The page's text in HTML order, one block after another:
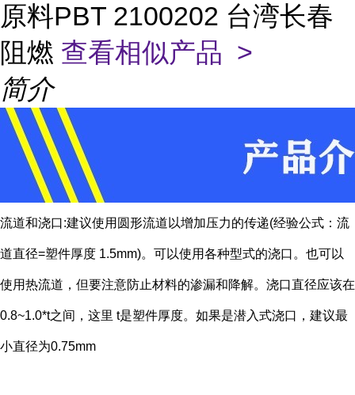
原料PBT 2100202 台湾长春
阻燃 查看相似产品 >
简介
流道和浇口:建议使用圆形流道以增加压力的传递(经验公式：流
道直径=塑件厚度 1.5mm)。可以使用各种型式的浇口。也可以
使用热流道，但要注意防止材料的渗漏和降解。浇口直径应该在
0.8~1.0*t之间，这里 t是塑件厚度。如果是潜入式浇口，建议最
小直径为0.75mm